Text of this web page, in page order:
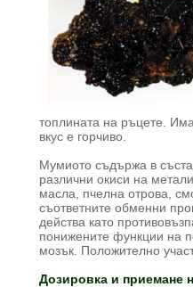
топлината на ръцете.
вкус е горчиво.
Мумиото съдържа в
различни окиси на
масла, пчелна отрова,
съответните обменни
действа като
понижените функции на
мозък. Положително
Дозировка и приемане